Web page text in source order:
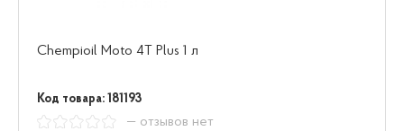
Chempioil Moto 4T Plus 1 л
Код товара: 181193
— отзывов нет